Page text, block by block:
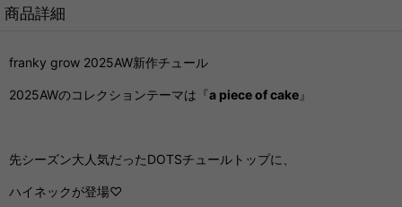
商品詳細
franky grow 2025AW新作チュール
2025AWのコレクションテーマは『a piece of cake 』
先シーズン大人気だったDOTSチュールトップに、
ハイネックが登場♡